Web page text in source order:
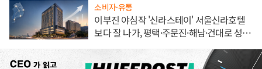
소비자·유통
이부진 야심작 '신라스테이' 서울신라호텔
보다 잘 나가, 평택·주문진·해남·건대로 성